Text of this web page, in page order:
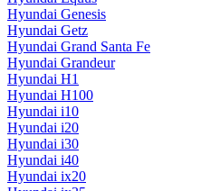
Hyundai Genesis
Hyundai Getz
Hyundai Grand Santa Fe
Hyundai Grandeur
Hyundai H1
Hyundai H100
Hyundai i10
Hyundai i20
Hyundai i30
Hyundai i40
Hyundai ix20